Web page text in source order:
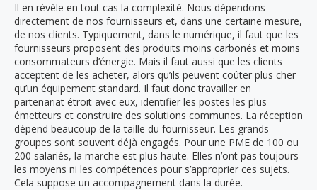
Il en révèle en tout cas la complexité. Nous dépendons
directement de nos fournisseurs et, dans une certaine mesure,
de nos clients. Typiquement, dans le numérique, il faut que les
fournisseurs proposent des produits moins carbonés et moins
consommateurs d’énergie. Mais il faut aussi que les clients
acceptent de les acheter, alors qu’ils peuvent coûter plus cher
qu’un équipement standard. Il faut donc travailler en
partenariat étroit avec eux, identifier les postes les plus
émetteurs et construire des solutions communes. La réception
dépend beaucoup de la taille du fournisseur. Les grands
groupes sont souvent déjà engagés. Pour une PME de 100 ou
200 salariés, la marche est plus haute. Elles n’ont pas toujours
les moyens ni les compétences pour s’approprier ces sujets.
Cela suppose un accompagnement dans la durée.